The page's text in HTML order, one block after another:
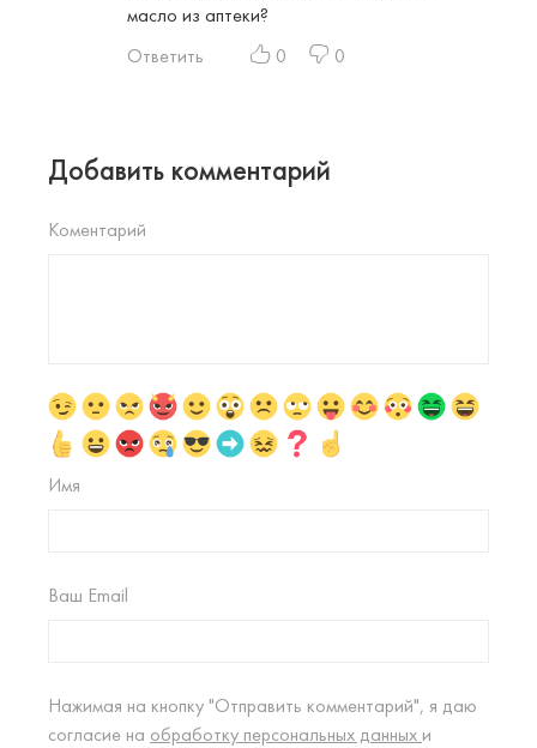
масло из аптеки?
Ответить
0 0
Добавить комментарий
Коментарий
Имя
Ваш Email
Нажимая на кнопку "Отправить комментарий", я даю
согласие на обработку персональных данных и